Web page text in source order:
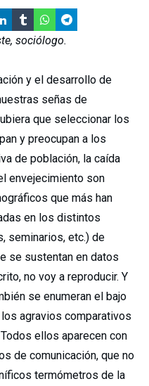
sociólogo.
y el desarrollo de
señas de
que seleccionar los
y preocupan a los
de población, la caída
envejecimiento son
que más han
en los distintos
seminarios, etc.) de
se sustentan en datos
no voy a reproducir. Y
se enumeran el bajo
agravios comparativos
ellos aparecen con
de comunicación, que no
termómetros de la